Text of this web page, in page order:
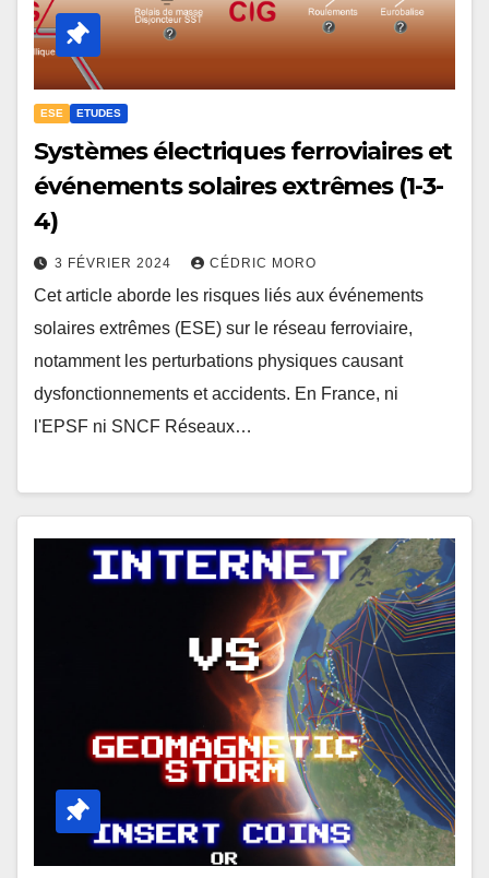
ESE ETUDES
Systèmes électriques ferroviaires et
événements solaires extrêmes (1-3-
4)
3 FÉVRIER 2024 CÉDRIC MORO
Cet article aborde les risques liés aux événements
solaires extrêmes (ESE) sur le réseau ferroviaire,
notamment les perturbations physiques causant
dysfonctionnements et accidents. En France, ni
l'EPSF ni SNCF Réseaux…